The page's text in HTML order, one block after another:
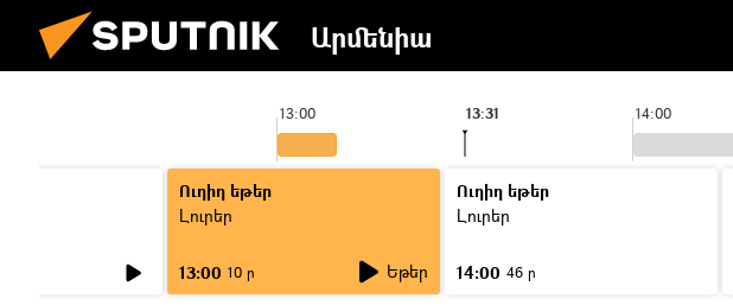
Արմենիա
13:00 14:00
13:31
Ուղիղ եթեր
Լուրեր
13:00 10 ր Եթեր
Ուղիղ եթեր
Լուրեր
14:00 46 ր